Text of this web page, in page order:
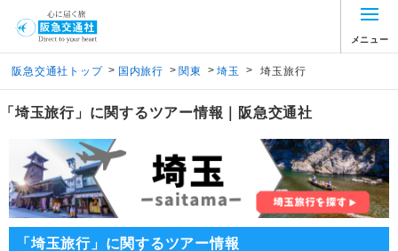
メニュー
阪急交通社トップ > 国内旅行 > 関東 > 埼玉 > 埼玉旅行
「埼玉旅行」に関するツアー情報｜阪急交通社
「埼玉旅行」に関するツアー情報